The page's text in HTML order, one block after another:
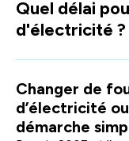
Quel délai
d'électricité ?
Changer de
d’électricité
démarche